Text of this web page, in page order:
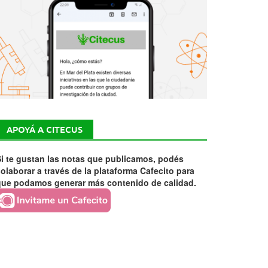
APOYÁ A CITECUS
te gustan las notas que publicamos, podés
a través de la plataforma Cafecito para
podamos generar más contenido de calidad.